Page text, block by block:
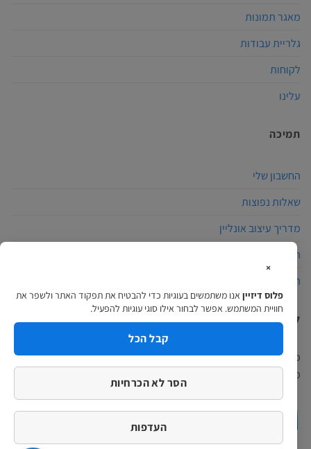
מאגר תמונות
גלריית עבודות
לקוחות
עלינו
תמיכה
החשבון שלי
שאלות נפוצות
מדריך עיצוב אונליין
הצהרת נגישות
תקנון האתר
למה לבחור פלוס דיזיין?
פלוס דיזיין הינה חברת הדפוס המתקדמת בארץ, באתרינו תוכלו למצוא
מגוון מוצרים ומערכת עיצוב אונליין מקצועית ופשוטה…
המשך לקרוא >
×
פלוס דיזיין אנו משתמשים בעוגיות כדי להבטיח את תפקוד האתר ולשפר את
חוויית המשתמש. אפשר לבחור אילו סוגי עוגיות להפעיל.
קבל הכל
הסר לא הכרחיות
העדפות